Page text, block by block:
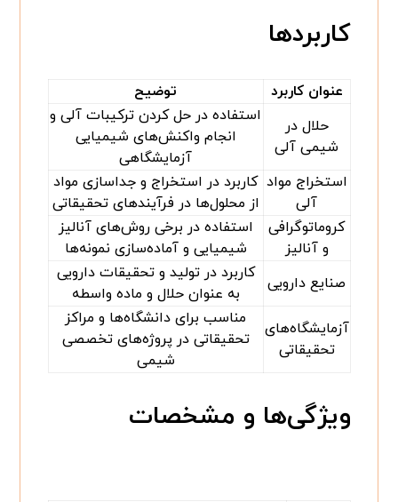
کاربردها
عنوان کاربرد
توضیح
حلال در
شیمی آلی
استفاده در حل کردن ترکیبات آلی و
انجام واکنش‌های شیمیایی
آزمایشگاهی
استخراج مواد
آلی
کاربرد در استخراج و جداسازی مواد
از محلول‌ها در فرآیندهای تحقیقاتی
کروماتوگرافی
و آنالیز
استفاده در برخی روش‌های آنالیز
شیمیایی و آماده‌سازی نمونه‌ها
صنایع دارویی
کاربرد در تولید و تحقیقات دارویی
به عنوان حلال و ماده واسطه
آزمایشگاه‌های
تحقیقاتی
مناسب برای دانشگاه‌ها و مراکز
تحقیقاتی در پروژه‌های تخصصی
شیمی
ویژگی‌ها و مشخصات